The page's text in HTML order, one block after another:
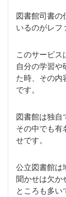
図書館司書の
いるのがレフ
このサービス
自分の学習や
た時、その内
です。
図書館は独自
その中でも有
せです。
公立図書館は
聞かせは欠か
ところも多い